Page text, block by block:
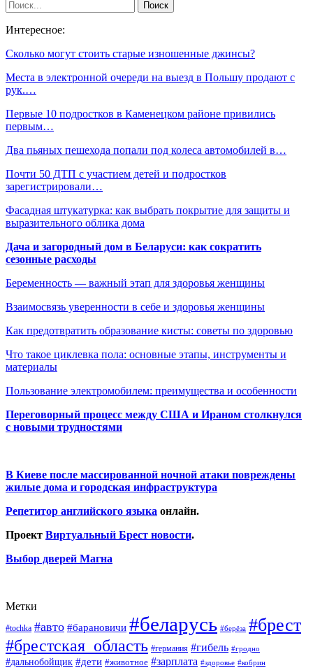
Интересное:
Сколько могут стоить старые изношенные джинсы?
Места в электронной очереди на выезд в Польшу продают с
рук.…
Первые 10 подростков в Каменецком районе привились
первым…
Два пьяных пешехода попали под колеса автомобилей в…
Почти 50 ДТП с участием детей и подростков
зарегистрировали…
Фасадная штукатурка: как выбрать покрытие для защиты и
выразительного облика дома
Дача и загородный дом в Беларуси: как сократить
сезонные расходы
Беременность — важный этап для здоровья женщины
Взаимосвязь уверенности в себе и здоровья женщины
Как предотвратить образование кисты: советы по здоровью
Что такое циклевка пола: основные этапы, инструменты и
материалы
Пользование электромобилем: преимущества и особенности
Переговорный процесс между США и Ираном столкнулся
с новыми трудностями
В Киеве после массированной ночной атаки повреждены
жилые дома и городская инфраструктура
Репетитор английского языка онлайн.
Проект Виртуальный Брест новости.
Выбор дверей Магна
Метки
#tochka #авто #барановичи #беларусь #берёза #брест
#брестская_область #германия #гибель #гродно
#дальнобойщик #дети #животное #зарплата #здоровье #кобрин